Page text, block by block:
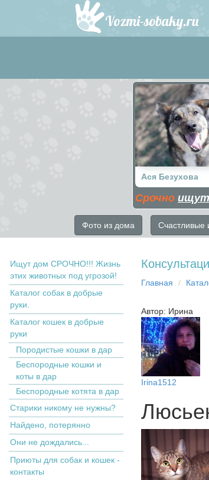
Ася Безухова
Срочно ищут
Фото из дома Счастливые
Ищут дом СРОЧНО!!! Жизнь
этих животных под угрозой!
Каталог собак в добрые
руки.
Кaтaлoг кoшек в дoбрыe
рyки
Пopoдистыe кoшки в дaр
Бecпopoдныe кoшки и
коты в дap
Беспородные котята в дар
Старики никому не нужны?
Найдено, потерянно
Они не дождались...
Приюты для собак и кошек -
контакты
Главная
Автор: Ирина
Irina1512